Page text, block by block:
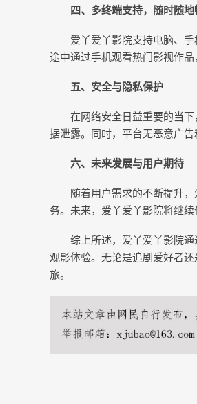
四、多终端支持，随时随
爱丫爱丫影院支持电脑、
途中通过手机观看热门影视作
五、安全与隐私保护
在网络安全日益重要的当
据泄露。同时，平台无恶意广
六、未来发展与用户期待
随着用户需求的不断提升
务。未来，爱丫爱丫影院将继
综上所述，爱丫爱丫影院
观影体验。无论是追剧爱好者
旅。